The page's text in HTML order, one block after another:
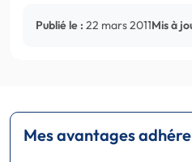
Publié le : 22 mars 2011Mis à
Mes avantages